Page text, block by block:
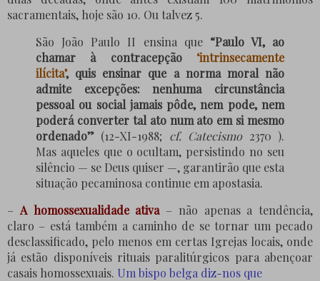
sacramentais, hoje são 10. Ou talvez 5.
São João Paulo II ensina que “Paulo VI, ao
chamar à contracepção ‘intrinsecamente
ilícita’, quis ensinar que a norma moral não
admite excepções: nenhuma circunstância
pessoal ou social jamais pôde, nem pode, nem
poderá converter tal ato num ato em si mesmo
ordenado” (12-XI-1988; cf. Catecismo2370 ).
Mas aqueles que o ocultam, persistindo no seu
silêncio — se Deus quiser —, garantirão que esta
situação pecaminosa continue em apostasia.
– A homossexualidade ativa– não apenas a tendência,
claro – está também a caminho de se tornar um pecado
desclassificado, pelo menos em certas Igrejas locais, onde
já estão disponíveis rituais paralitúrgicos para abençoar
casais homossexuais. Um bispo belga diz-nos que